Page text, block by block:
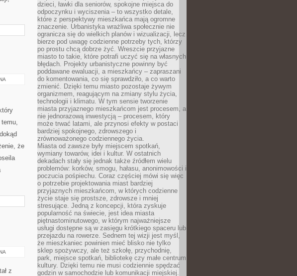
że
z
dzieci, ławki dla seniorów, spokojne miejsca do
odpoczynku i wyciszenia – to wszystko detale,
które z perspektywy mieszkańca mają ogromne
znaczenie. Urbanistyka wrażliwa społecznie nie
ogranicza się do wielkich planów i wizualizacji, lecz
bierze pod uwagę codzienne potrzeby tych, którzy
po prostu chcą dobrze żyć. Wreszcie przyjazne
miasto to takie, które potrafi uczyć się na własnych
błędach. Projekty urbanistyczne powinny być
poddawane ewaluacji, a mieszkańcy – zapraszani
do komentowania, co się sprawdziło, a co warto
zmienić. Dzięki temu miasto pozostaje żywym
organizmem, reagującym na zmiany stylu życia,
technologii i klimatu. W tym sensie tworzenie
miasta przyjaznego mieszkańcom jest procesem, a
nie jednorazową inwestycją – procesem, który
może trwać latami, ale przynosi efekty w postaci
bardziej spokojnego, zdrowszego i
zrównoważonego codziennego życia.
Miasta od zawsze były miejscem spotkań,
wymiany towarów, idei i kultur. W ostatnich
dekadach stały się jednak także źródłem wielu
problemów: korków, smogu, hałasu, anonimowości i
poczucia pośpiechu. Coraz częściej mówi się więc
o potrzebie projektowania miast bardziej
przyjaznych mieszkańcom, w których codzienne
życie staje się prostsze, zdrowsze i mniej
stresujące. Jedną z koncepcji, która zyskuje
popularność na świecie, jest idea miasta
piętnastominutowego, w którym najważniejsze
usługi dostępne są w zasięgu krótkiego spaceru lub
przejazdu na rowerze. Sednem tej wizji jest myśl,
że mieszkaniec powinien mieć blisko nie tylko
sklep spożywczy, ale też szkołę, przychodnię,
park, miejsce spotkań, bibliotekę czy małe centrum
kultury. Dzięki temu nie musi codziennie spędzać
godzin w samochodzie lub komunikacji miejskiej.